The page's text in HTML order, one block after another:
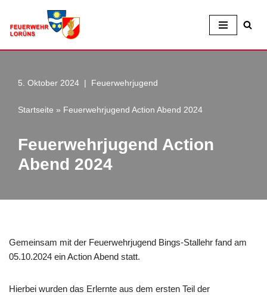
Zum
5. Oktober 2024 Feuerwehrjugend
Startseite » Feuerwehrjugend Action Abend 2024
Feuerwehrjugend Action
Abend 2024
Gemeinsam mit der Feuerwehrjugend Bings-Stallehr fand am
05.10.2024 ein Action Abend statt.
Hierbei wurden das Erlernte aus dem ersten Teil der